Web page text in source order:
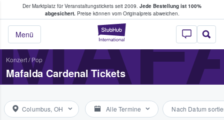
Der Marktplatz für Veranstaltungstickets seit 2009. Jede Bestellung ist 100%
abgesichert.Preise können vom Originalpreis abweichen.
StubHub - Wo
Menü
Tickets kaufen & verkaufen
Konzert/ Pop
Mafalda Cardenal Tickets
Columbus, OH Alle Termine Nach Datum